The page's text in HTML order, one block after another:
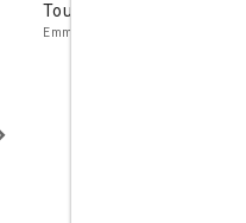
Tour
Emma Porlock